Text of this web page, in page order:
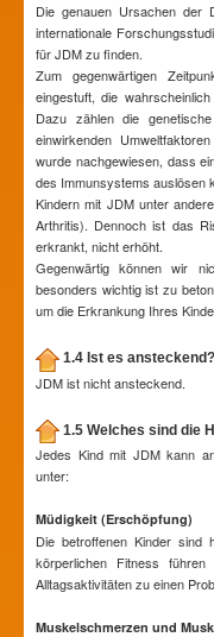
Die genauen Ursachen der
internationale
für JDM zu finden.
Zum gegenwärtigen
eingestuft, die
Dazu zählen die
einwirkenden
wurde nachgewiesen, dass
des Immunsystems auslösen
Kindern mit JDM unter
Arthritis). Dennoch ist das
erkrankt, nicht erhöht.
Gegenwärtig können wir
besonders wichtig ist zu
um die Erkrankung Ihres
1.4 Ist es ansteckend?
JDM ist nicht ansteckend.
1.5 Welches sind die
Jedes Kind mit JDM kann
unter:
Müdigkeit (Erschöpfung)
Die betroffenen Kinder sind
körperlichen Fitness
Alltagsaktivitäten zu einen
Muskelschmerzen und